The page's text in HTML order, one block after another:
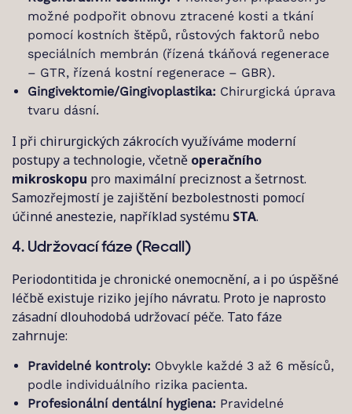
možné podpořit obnovu ztracené kosti a tkání
pomocí kostních štěpů, růstových faktorů nebo
speciálních membrán (řízená tkáňová regenerace
– GTR, řízená kostní regenerace – GBR).
Gingivektomie/Gingivoplastika: Chirurgická úprava
tvaru dásní.
I při chirurgických zákrocích využíváme moderní
postupy a technologie, včetně operačního
mikroskopu pro maximální preciznost a šetrnost.
Samozřejmostí je zajištění bezbolestnosti pomocí
účinné anestezie, například systému STA.
4. Udržovací fáze (Recall)
Periodontitida je chronické onemocnění, a i po úspěšné
léčbě existuje riziko jejího návratu. Proto je naprosto
zásadní dlouhodobá udržovací péče. Tato fáze
zahrnuje:
Pravidelné kontroly: Obvykle každé 3 až 6 měsíců,
podle individuálního rizika pacienta.
Profesionální dentální hygiena: Pravidelné